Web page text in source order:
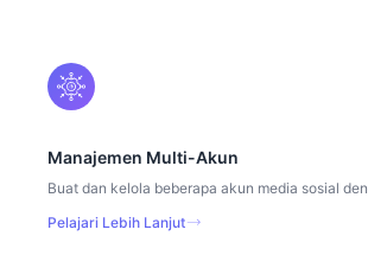
Manajemen Multi-Akun
Buat dan kelola beberapa akun media sosial
Pelajari Lebih Lanjut